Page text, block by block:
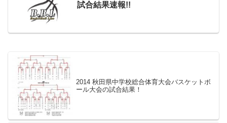
試合結果速報!!
2014 秋田県中学校総合体育大会バスケットボ
ール大会の試合結果！